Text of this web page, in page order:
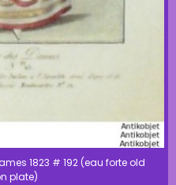
1823 # 192 (eau forte old
plate)